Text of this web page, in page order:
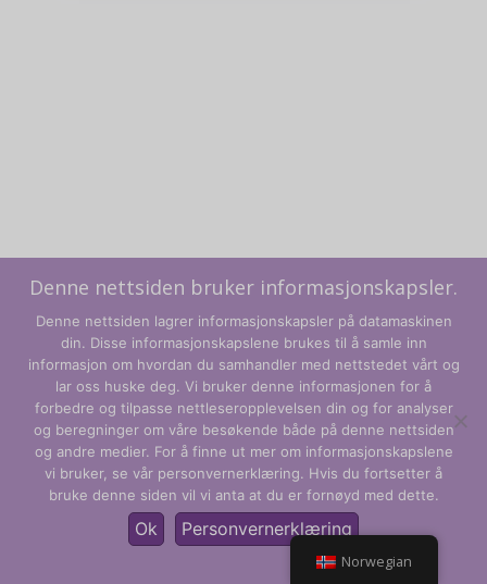
Vilkår og betingelser
Personvernregler
© CLARITY Learning Suite Global Inc. Med enerett.
Norwegian
Denne nettsiden bruker informasjonskapsler.
Denne nettsiden lagrer informasjonskapsler på datamaskinen
din. Disse informasjonskapslene brukes til å samle inn
informasjon om hvordan du samhandler med nettstedet vårt og
lar oss huske deg. Vi bruker denne informasjonen for å
forbedre og tilpasse nettleseropplevelsen din og for analyser
og beregninger om våre besøkende både på denne nettsiden
og andre medier. For å finne ut mer om informasjonskapslene
vi bruker, se vår personvernerklæring. Hvis du fortsetter å
bruke denne siden vil vi anta at du er fornøyd med dette.
Ok Personvernerklæring